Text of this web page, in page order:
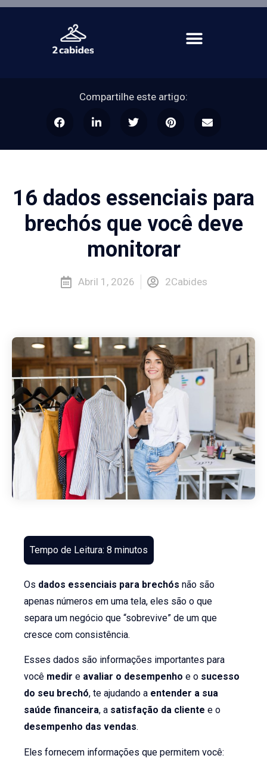
Compartilhe este artigo:
16 dados essenciais para
brechós que você deve
monitorar
Abril 1, 2026 2Cabides
Os dados essenciais para brechós não são
apenas números em uma tela, eles são o que
separa um negócio que “sobrevive” de um que
cresce com consistência.
Esses dados são informações importantes para
você medire avaliar o desempenhoe o sucesso
do seu brechó, te ajudando a entender a sua
saúde financeira, a satisfação da cliente e o
desempenho das vendas.
Eles fornecem informações que permitem você: